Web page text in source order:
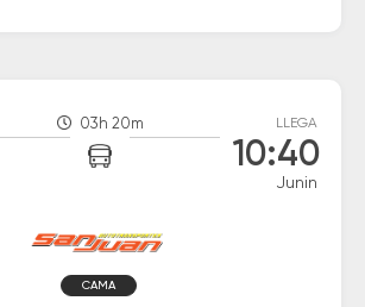
03h 20m LLEGA
10:40
Junin
CAMA